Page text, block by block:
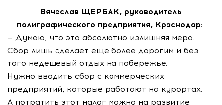
Вячеслав ЩЕРБАК, руководитель
полиграфического предприятия, Краснодар:
— Думаю, что это абсолютно излишняя мера.
Сбор лишь сделает еще более дорогим и без
того недешевый отдых на побережье.
Нужно вводить сбор с коммерческих
предприятий, которые работают на курортах.
А потратить этот налог можно на развитие